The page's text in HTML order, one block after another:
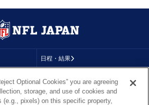
日程・結果
テレビ
画像
Optional Cookies” you are agreeing
storage, and use of cookies and
(e.g., pixels) on this specific property,